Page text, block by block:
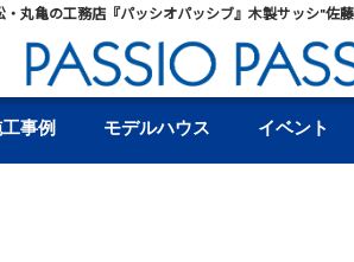
・丸亀の工務店『パッシオパッシブ』木製サッシ"佐
事例 モデルハウス イベント